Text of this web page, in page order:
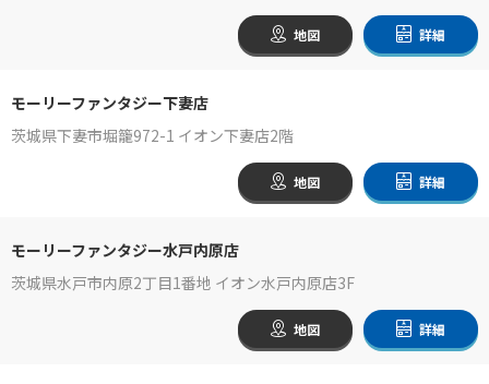
地図 詳細
モーリーファンタジー下妻店
茨城県下妻市堀籠972-1 イオン下妻店2階
地図 詳細
モーリーファンタジー水戸内原店
茨城県水戸市内原2丁目1番地 イオン水戸内原店3F
地図 詳細